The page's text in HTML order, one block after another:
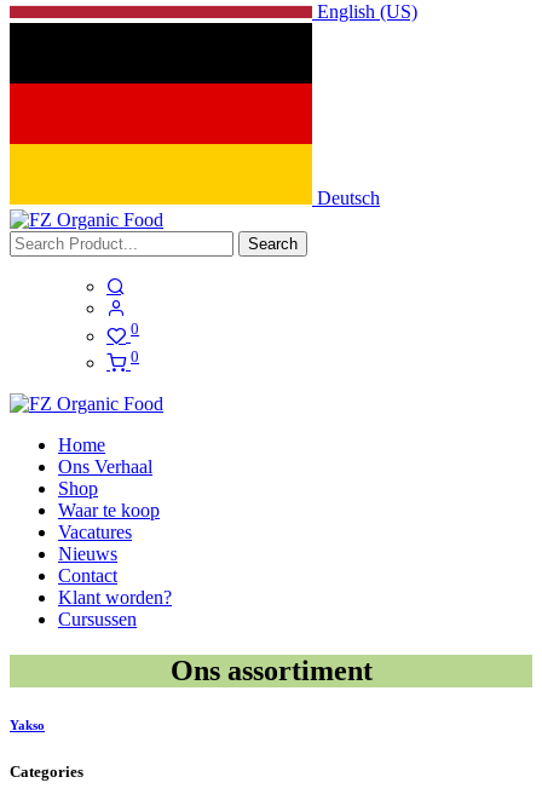
English (US)
Deutsch
Search
0
0
Home
Ons Verhaal
Shop
Waar te koop
Vacatures
Nieuws
Contact
Klant worden?
Cursussen
Ons assortiment
Yakso
Categories